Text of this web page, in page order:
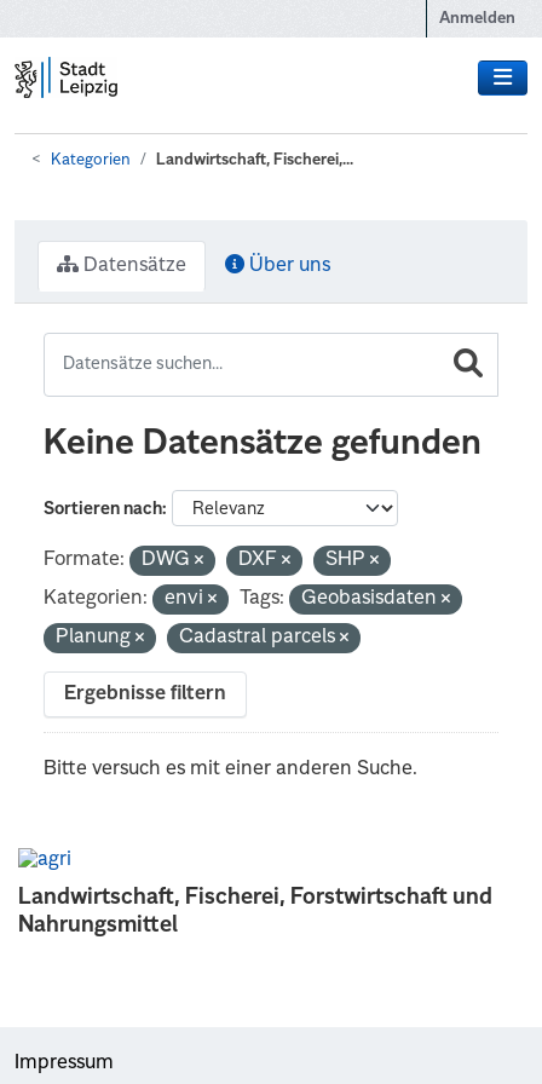
Anmelden
Kategorien Landwirtschaft, Fischerei,...
Landwirtschaft, Fischerei, Forstwirtschaft und
Nahrungsmittel
Datensätze Über uns
Keine Datensätze gefunden
Sortieren nach
Formate: DWG DXF
SHP
Kategorien:
envi Tags:
Geobasisdaten
Planung
Cadastral parcels
Ergebnisse filtern
Bitte versuch es mit einer anderen Suche.
Impressum